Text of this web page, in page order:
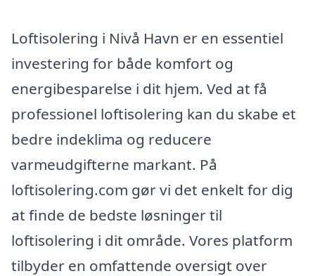
Loftisolering i Nivå Havn er en essentiel
investering for både komfort og
energibesparelse i dit hjem. Ved at få
professionel loftisolering kan du skabe et
bedre indeklima og reducere
varmeudgifterne markant. På
loftisolering.com gør vi det enkelt for dig
at finde de bedste løsninger til
loftisolering i dit område. Vores platform
tilbyder en omfattende oversigt over